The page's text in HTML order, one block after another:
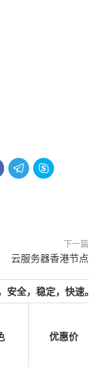
 
下一篇
云服务器香港节点
安全，稳定，快速。
优惠价